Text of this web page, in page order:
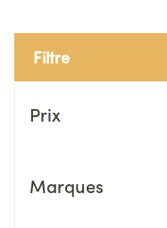
Filtre
Prix
Marques